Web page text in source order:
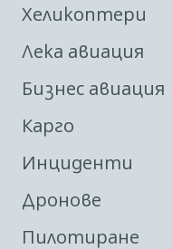
Хеликоптери
Лека авиация
Бизнес авиация
Карго
Инциденти
Дронове
Пилотиране